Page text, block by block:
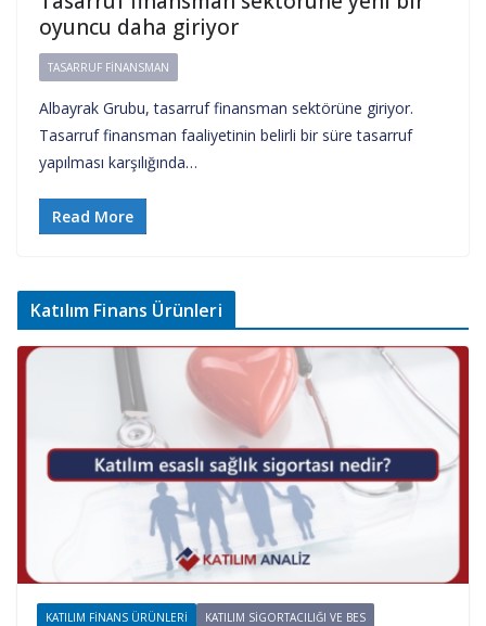
oyuncu daha giriyor
TASARRUF FINANSMAN
Albayrak Grubu, tasarruf finansman sektörüne giriyor.
Tasarruf finansman faaliyetinin belirli bir süre tasarruf
yapılması karşılığında…
Read More
Katılım Finans Ürünleri
KATILIM FINANS ÜRÜNLERI KATILIM SIGORTACILIĞI VE BES